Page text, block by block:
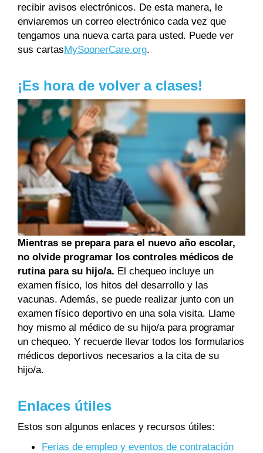
recibir avisos electrónicos. De esta manera, le
enviaremos un correo electrónico cada vez que
tengamos una nueva carta para usted. Puede ver
sus cartasMySoonerCare.org.
¡Es hora de volver a clases!
Mientras se prepara para el nuevo año escolar,
no olvide programar los controles médicos de
rutina para su hijo/a. El chequeo incluye un
examen físico, los hitos del desarrollo y las
vacunas. Además, se puede realizar junto con un
examen físico deportivo en una sola visita. Llame
hoy mismo al médico de su hijo/a para programar
un chequeo. Y recuerde llevar todos los formularios
médicos deportivos necesarios a la cita de su
hijo/a.
Enlaces útiles
Estos son algunos enlaces y recursos útiles:
Ferias de empleo y eventos de contratación